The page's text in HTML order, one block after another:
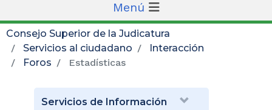
Menú
Consejo Superior de la Judicatura
Servicios al ciudadano
Interacción
Foros
Estadísticas
Servicios de Información